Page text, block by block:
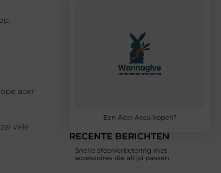
acer
vele
Een Acer Accu kopen?
RECENTE BERICHTEN
Snelle sfeerverbetering met
accessoires die altijd passen